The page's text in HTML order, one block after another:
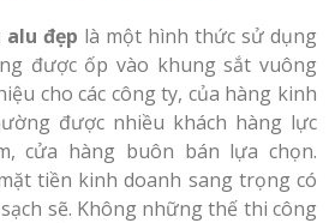
alu đẹp là một hình thức sử dụng
được ốp vào khung sắt vuông
cho các công ty, của hàng kinh
được nhiều khách hàng lực
cửa hàng buôn bán lựa chọn.
tiền kinh doanh sang trọng có
sẽ. Không những thế thi công
gỗ tại
Thi công
cáo Thuận
Dương